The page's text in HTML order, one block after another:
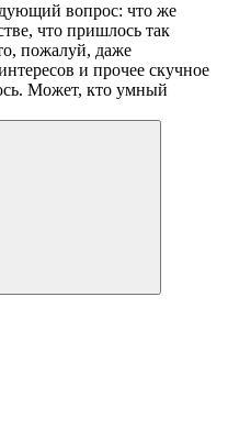
вопрос: что же
что пришлось так
пожалуй, даже
и прочее скучное
Может, кто умный